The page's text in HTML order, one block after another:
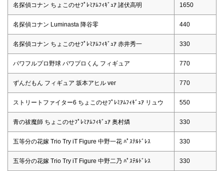
名探偵コナン ちょこのせﾌﾟﾚﾐｱﾑﾌｨｷﾞｭｱ 諸伏高明 1650
名探偵コナン Luminasta 降谷零 440
名探偵コナン ちょこのせﾌﾟﾚﾐｱﾑﾌｨｷﾞｭｱ 赤井秀一 330
パワフルプロ野球 パワプロくん フィギュア 770
ずんだもん フィギュア 坂本アヒル ver 770
ストリートファイター6 ちょこのせﾌﾟﾚﾐｱﾑﾌｨｷﾞｭｱ リュウ 550
青の祓魔師 ちょこのせﾌﾟﾚﾐｱﾑﾌｨｷﾞｭｱ 奥村燐 330
五等分の花嫁 Trio Try iT Figure 中野一花 ﾊﾟｽﾃﾙﾄﾞﾚｽ 330
五等分の花嫁 Trio Try iT Figure 中野二乃 ﾊﾟｽﾃﾙﾄﾞﾚｽ 330